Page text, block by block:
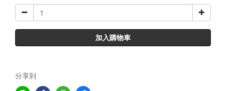
加入購物車
分享到